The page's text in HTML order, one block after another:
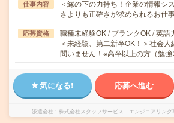
仕事内容
＜縁の下の力持ち！企業の情報シ
さよりも正確さが求められるお仕
応募資格
職種未経験OK / ブランクOK / 英語
＜未経験、第二新卒OK！＞社会
問いません！※高卒以上の方（勉
気になる! 応募へ進む
派遣会社 株式会社スタッフサービス エンジニアリング